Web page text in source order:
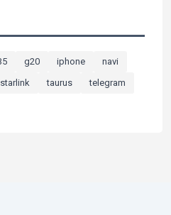
g20 iphone
navi
starlink taurus
telegram